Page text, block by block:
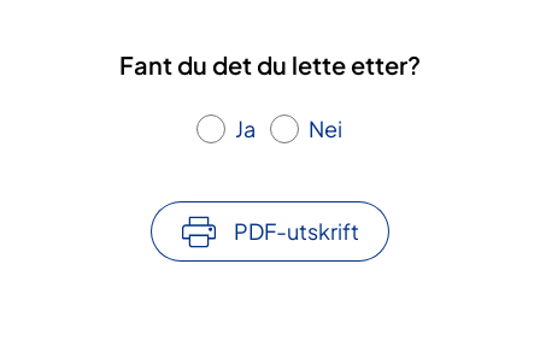
Fant du det du lette etter?
Ja Nei
PDF-utskrift